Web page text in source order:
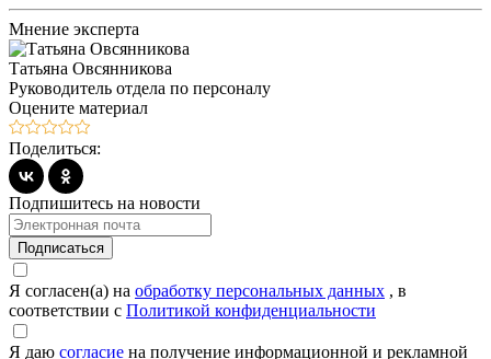
Мнение эксперта
Татьяна Овсянникова
Руководитель отдела по персоналу
Оцените материал
Поделиться:
Подпишитесь на новости
Подписаться
Я согласен(а) на обработку персональных данных , в
соответствии с Политикой конфиденциальности
Я даю согласие на получение информационной и рекламной